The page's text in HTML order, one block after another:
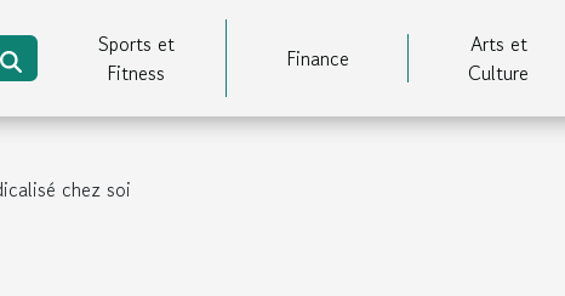
Sports et
Fitness
Finance
Arts et
Culture
chez soi